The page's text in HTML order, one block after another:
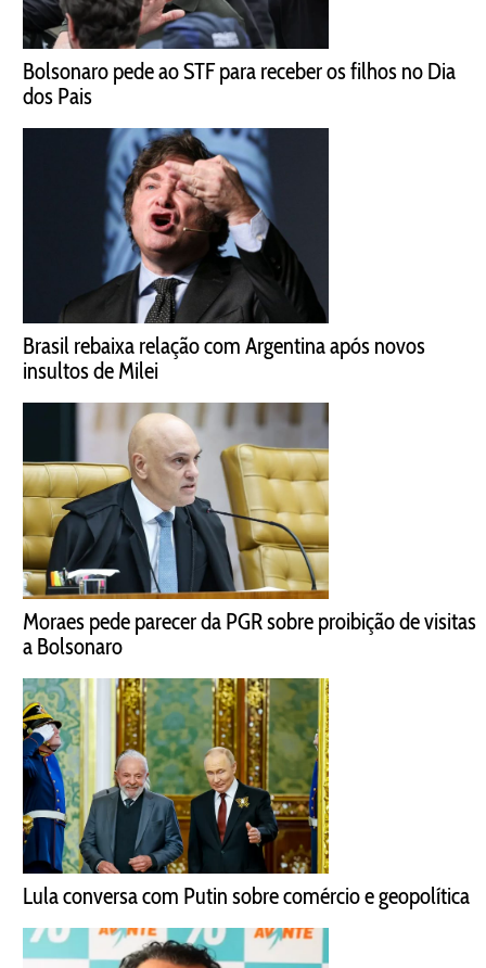
Bolsonaro pede ao STF para receber os filhos no Dia
dos Pais
Brasil rebaixa relação com Argentina após novos
insultos de Milei
Moraes pede parecer da PGR sobre proibição de visitas
a Bolsonaro
Lula conversa com Putin sobre comércio e geopolítica